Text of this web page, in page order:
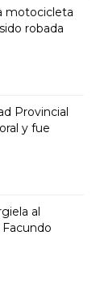
motocicleta
robada
Provincial
y fue
al